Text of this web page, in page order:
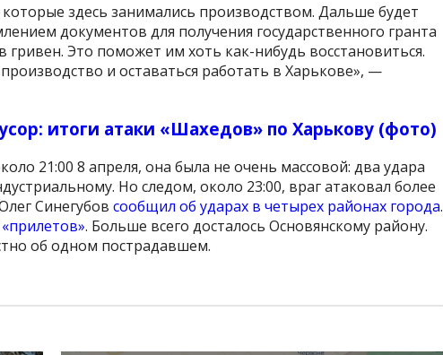
здесь занимались производством. Дальше будет
документов для получения государственного гранта
Это поможет им хоть как-нибудь восстановиться.
и оставаться работать в Харькове», —
итоги атаки «Шахедов» по Харькову (фото)
21:00 8 апреля, она была не очень массовой: два удара
Но следом, около 23:00, враг атаковал более
Синегубов сообщил об ударах в четырех районах города.
. Больше всего досталось Основянскому району.
об одном пострадавшем.